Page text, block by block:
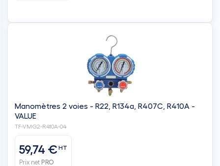
Manomètres 2 voies - R22, R134a, R407C, R410A -
VALUE
TF-VMG2-R410A-04
59,74 €HT
Prix net PRO